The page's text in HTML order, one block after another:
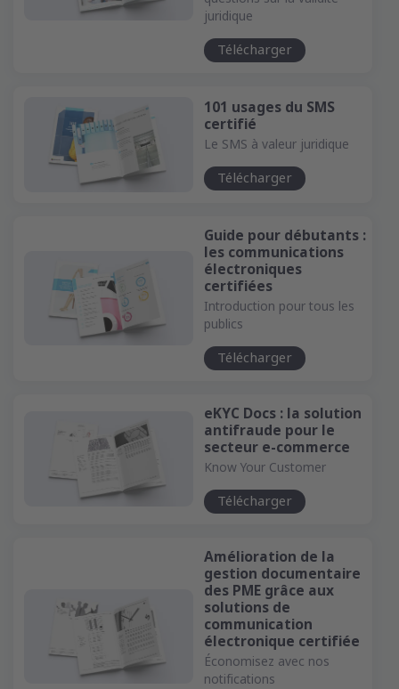
juridique
Télécharger
101 usages du SMS
certifié
Le SMS à valeur juridique
Télécharger
Guide pour débutants :
les communications
électroniques
certifiées
Introduction pour tous les
publics
Télécharger
eKYC Docs : la solution
antifraude pour le
secteur e-commerce
Know Your Customer
Télécharger
Amélioration de la
gestion documentaire
des PME grâce aux
solutions de
communication
électronique certifiée
Économisez avec nos
notifications